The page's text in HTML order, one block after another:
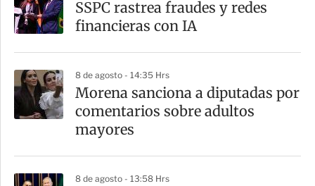
r
t
i
r
SSPC rastrea fraudes y redes
financieras con IA
8 de agosto - 14:35 Hrs
Morena sanciona a diputadas por
comentarios sobre adultos
mayores
8 de agosto - 13:58 Hrs